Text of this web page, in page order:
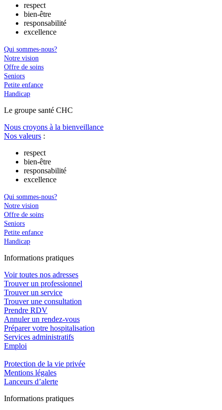
respect
bien-être
responsabilité
excellence
Qui sommes-nous?
Notre vision
Offre de soins
Seniors
Petite enfance
Handicap
Le groupe santé CHC
Nous croyons à la bienveillance
Nos valeurs :
respect
bien-être
responsabilité
excellence
Qui sommes-nous?
Notre vision
Offre de soins
Seniors
Petite enfance
Handicap
Informations pratiques
Voir toutes nos adresses
Trouver un professionnel
Trouver un service
Trouver une consultation
Prendre RDV
Annuler un rendez-vous
Préparer votre hospitalisation
Services administratifs
Emploi​
Protection de la vie privée
Mentions légales
Lanceurs d’alerte
Informations pratiques